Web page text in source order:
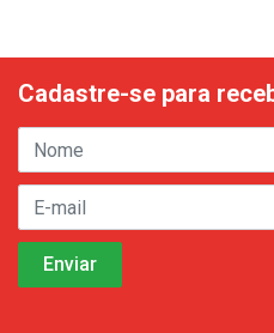
Cadastre-se para